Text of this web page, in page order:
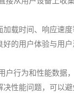
载时间、响应速
的用户体验与用
户行为和性能数据
性能问题，可以